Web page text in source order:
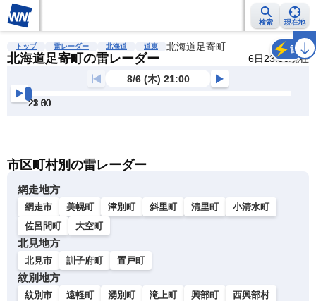
検索 現在地
雨雲レーダー 台風情報 地震情報 警報・注意報 2週間天気 ラ
トップ 雷レーダー 北海道 道東 北海道足寄町
北海道足寄町の雷レーダー 6日23:50現在
雷
8/6 (木) 21:00
21:00
21:30
22:00
22:30
23:00
23:30
市区町村別の雷レーダー
網走地方
網走市 美幌町 津別町 斜里町 清里町
小清水町
佐呂間町
大空町
北見地方
北見市 訓子府町 置戸町
紋別地方
紋別市 遠軽町 湧別町 滝上町 興部町
西興部村